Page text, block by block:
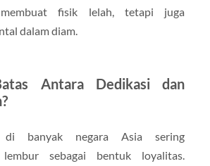
fisik lelah, tetapi juga
dalam diam.
Antara Dedikasi dan
di banyak negara Asia sering
lembur sebagai bentuk loyalitas.